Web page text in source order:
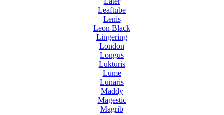
Leaftube
Lenis
Leon Black
Lingering
London
Longus
Lukturis
Lume
Lunaris
Maddy
Magestic
Magrib